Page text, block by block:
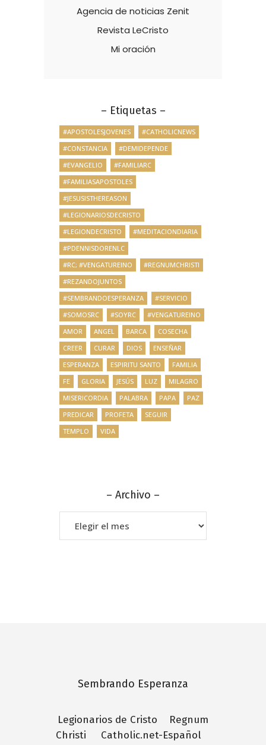
Agencia de noticias Zenit
Revista LeCristo
Mi oración
– Etiquetas –
#APOSTOLESJOVENES
#CATHOLICNEWS
#CONSTANCIA
#DEMIDEPENDE
#EVANGELIO
#FAMILIARC
#FAMILIASAPOSTOLES
#JESUSISTHEREASON
#LEGIONARIOSDECRISTO
#LEGIONDECRISTO
#MEDITACIONDIARIA
#PDENNISDORENLC
#RC; #VENGATUREINO
#REGNUMCHRISTI
#REZANDOJUNTOS
#SEMBRANDOESPERANZA
#SERVICIO
#SOMOSRC
#SOYRC
#VENGATUREINO
AMOR
ANGEL BARCA
COSECHA
CREER
CURAR DIOS
ENSEÑAR
ESPERANZA
ESPIRITU SANTO
FAMILIA
FE
GLORIA JESÚS LUZ
MILAGRO
MISERICORDIA
PALABRA PAPA
PAZ
PREDICAR
PROFETA
SEGUIR
TEMPLO
VIDA
– Archivo –
–
Archivo
–
Sembrando Esperanza
Legionarios de Cristo Regnum
Christi
Catholic.net-Español